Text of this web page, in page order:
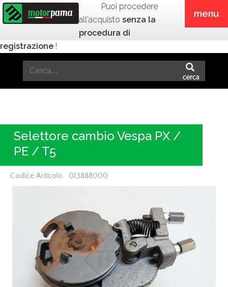
menu
Puoi procedere
all'acquisto senza la
procedura di
registrazione !
Selettore cambio Vespa PX /
PE / T5
Codice Articolo 013888000